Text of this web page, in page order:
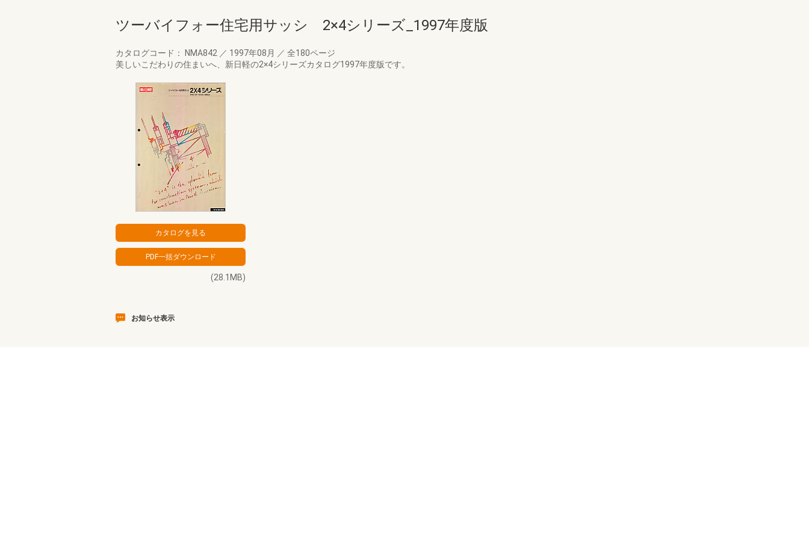
ツーバイフォー住宅用サッシ 2×4シリーズ_1997年度版
カタログコード： NMA842 ／ 1997年08月 ／ 全180ページ
美しいこだわりの住まいへ、新日軽の2×4シリーズカタログ1997年度版です。
(28.1MB)
お知らせ表示